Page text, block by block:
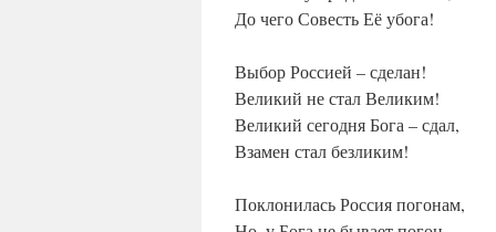
До чего Совесть Её убога!
Выбор Россией – сделан!
Великий не стал Великим!
Великий сегодня Бога – сдал,
Взамен стал безликим!
Поклонилась Россия погонам,